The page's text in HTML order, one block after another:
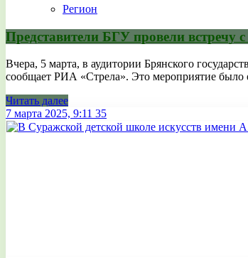
Регион
Представители БГУ провели встречу
Вчера, 5 марта, в аудитории Брянского
сообщает РИА «Стрела». Это мероприятие было
Читать далее
7 марта 2025, 9:11 35